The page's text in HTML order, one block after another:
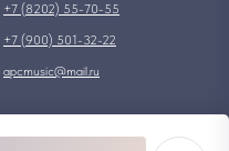
+7 (8202) 55-70-55
+7 (900) 501-32-22
apcmusic@mail.ru